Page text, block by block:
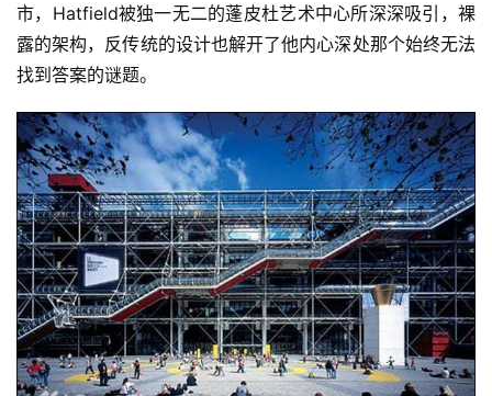
市，Hatfield被独一无二的蓬皮杜艺术中心所深深吸引，裸
露的架构，反传统的设计也解开了他内心深处那个始终无法
找到答案的谜题。